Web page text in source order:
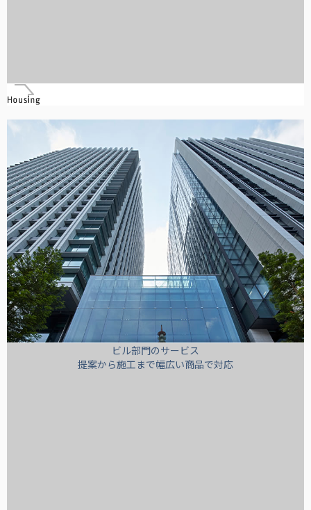
ビル部門のサービス
提案から施工まで幅広い商品で対応